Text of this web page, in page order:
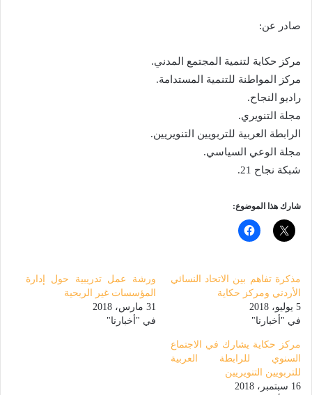
صادر عن:
مركز حكاية لتنمية المجتمع المدني.
مركز المواطنة للتنمية المستدامة.
راديو النجاح.
مجلة التنويري.
الرابطة العربية للتربويين التنويريين.
مجلة الوعي السياسي.
شبكة نجاح 21.
شارك هذا الموضوع:
مذكرة تفاهم بين الاتحاد النسائي
الأردني ومركز حكاية
5 يوليو، 2018
في "أخبارنا"
ورشة عمل تدريبية حول إدارة
المؤسسات غير الربحية
31 مارس، 2018
في "أخبارنا"
مركز حكاية يشارك في الاجتماع
السنوي للرابطة العربية
للتربويين التنويريين
16 سبتمبر، 2018